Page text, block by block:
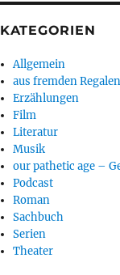
KATEGORIEN
Allgemein
aus fremden Regalen
Erzählungen
Film
Literatur
Musik
our pathetic age –
Podcast
Roman
Sachbuch
Serien
Theater